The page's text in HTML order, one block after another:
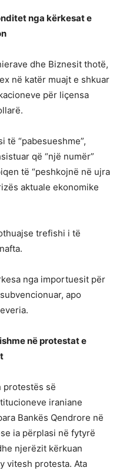
nga kërkesat e
dhe Biznesit thotë,
në katër muajt e shkuar
për liçensa
të “pabesueshme”,
që “një numër”
të “peshkojnë në ujra
aktuale ekonomike
trefishi i të
nga importuesit për
apo
në protestat e
protestës së
iraniane
Bankës Qendrore në
ia përplasi në fytyrë
njerëzit kërkuan
vitesh protesta. Ata